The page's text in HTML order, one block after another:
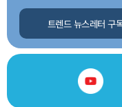
트렌드 뉴스레터 구